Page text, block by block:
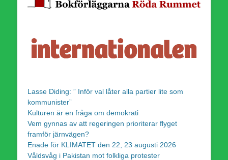
Lasse Diding: ” Inför val låter alla partier lite som
kommunister”
Kulturen är en fråga om demokrati
Vem gynnas av att regeringen prioriterar flyget
framför järnvägen?
Enade för KLIMATET den 22, 23 augusti 2026
Våldsvåg i Pakistan mot folkliga protester